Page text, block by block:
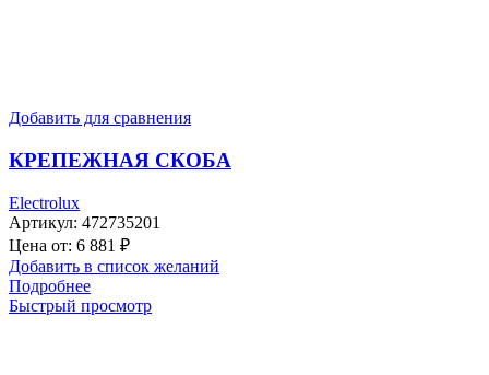
Добавить для сравнения
КРЕПЕЖНАЯ СКОБА
Electrolux
Артикул: 472735201
Цена от: 6 881 ₽
Добавить в список желаний
Подробнее
Быстрый просмотр